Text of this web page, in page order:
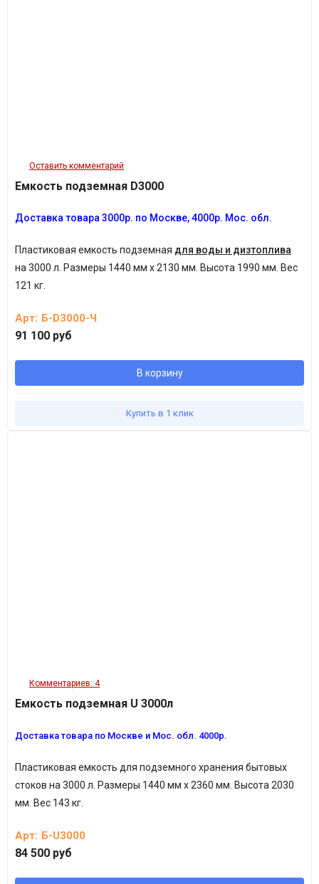
Оставить комментарий
Емкость подземная D3000
Доставка товара 3000р. по Москве, 4000р. Мос. обл.
Пластиковая емкость подземная для воды и дизтоплива
на 3000 л. Размеры 1440 мм х 2130 мм. Высота 1990 мм. Вес
121 кг.
Арт: Б-D3000-Ч
91 100 руб
В корзину
Купить в 1 клик
Комментариев: 4
Емкость подземная U 3000л
Доставка товара по Москве и Мос. обл. 4000р.
Пластиковая емкость для подземного хранения бытовых
стоков на3000 л. Размеры 1440 мм х 2360 мм. Высота 2030
мм. Вес 143 кг.
Арт: Б-U3000
84 500 руб